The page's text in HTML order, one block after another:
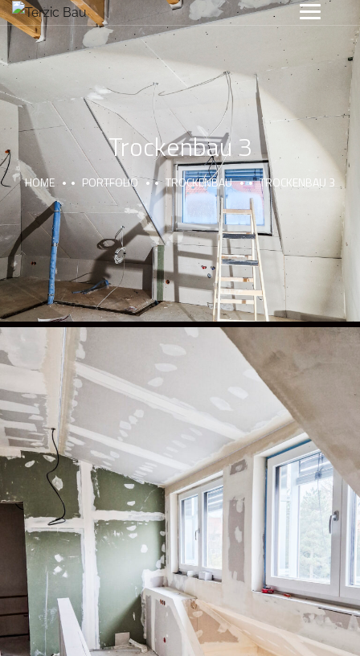
Trockenbau 3
HOME PORTFOLIO TROCKENBAU TROCKENBAU 3